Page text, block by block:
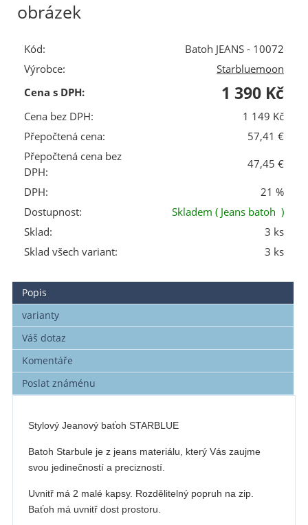
obrázek
Kód:
Batoh JEANS - 10072
Výrobce:
Starbluemoon
Cena s DPH:
1 390 Kč
Cena bez DPH:
1 149 Kč
Přepočtená cena:
57,41 €
Přepočtená cena bez
DPH:
47,45 €
DPH:
21 %
Dostupnost:
Skladem ( Jeans batoh )
Sklad:
3 ks
Sklad všech variant:
3 ks
Popis
varianty
Váš dotaz
Komentáře
Poslat známénu
Stylový Jeanový baťoh STARBLUE
Batoh Starbule je z jeans materiálu, který Vás zaujme
svou jedinečností a precizností.
Uvnitř má 2 malé kapsy. Rozdělitelný popruh na zip.
Baťoh má uvnitř dost prostoru.